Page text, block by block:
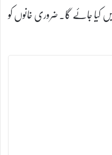
کیا جائے گا۔ضروری خانوں کو